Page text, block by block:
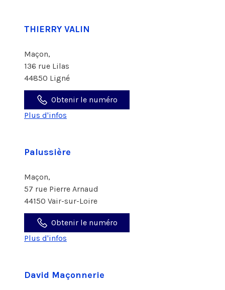
THIERRY VALIN
Maçon,
136 rue Lilas
44850 Ligné
Obtenir le numéro
Plus d'infos
Palussière
Maçon,
57 rue Pierre Arnaud
44150 Vair-sur-Loire
Obtenir le numéro
Plus d'infos
David Maçonnerie